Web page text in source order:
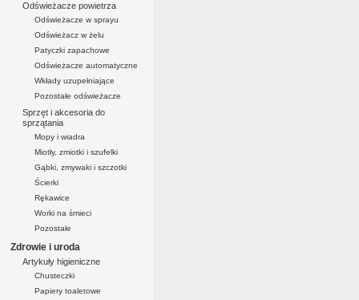
Odświeżacze powietrza
Odświeżacze w sprayu
Odświeżacz w żelu
Patyczki zapachowe
Odświeżacze automatyczne
Wkłady uzupełniające
Pozostałe odświeżacze
Sprzęt i akcesoria do
sprzątania
Mopy i wiadra
Miotły, zmiotki i szufelki
Gąbki, zmywaki i szczotki
Ścierki
Rękawice
Worki na śmieci
Pozostałe
Zdrowie i uroda
Artykuły higieniczne
Chusteczki
Papiery toaletowe